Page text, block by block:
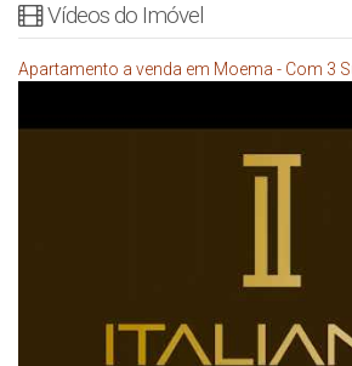
Vídeos do Imóvel
Apartamento a venda em Moema - Com 3